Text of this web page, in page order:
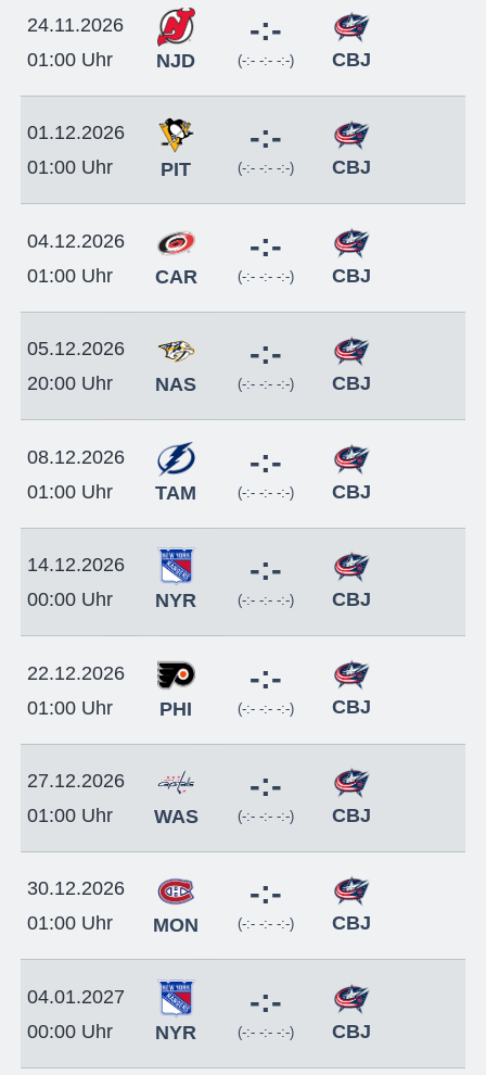
24.11.2026
01:00 Uhr
NJD
-:-
(-:- -:- -:-) CBJ
01.12.2026
01:00 Uhr
PIT
-:-
(-:- -:- -:-) CBJ
04.12.2026
01:00 Uhr
CAR
-:-
(-:- -:- -:-) CBJ
05.12.2026
20:00 Uhr
NAS
-:-
(-:- -:- -:-) CBJ
08.12.2026
01:00 Uhr
TAM
-:-
(-:- -:- -:-) CBJ
14.12.2026
00:00 Uhr
NYR
-:-
(-:- -:- -:-) CBJ
22.12.2026
01:00 Uhr
PHI
-:-
(-:- -:- -:-) CBJ
27.12.2026
01:00 Uhr
WAS
-:-
(-:- -:- -:-) CBJ
30.12.2026
01:00 Uhr
MON
-:-
(-:- -:- -:-) CBJ
04.01.2027
00:00 Uhr
NYR
-:-
(-:- -:- -:-) CBJ